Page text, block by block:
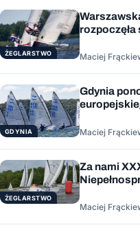
ŻEGLARSTWO
rozpoczęła
Maciej
GDYNIA
Gdynia
Maciej
ŻEGLARSTWO
Za nami
Maciej